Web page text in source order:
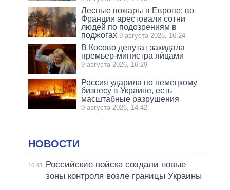
Лесные пожары в Европе: во
Франции арестовали сотни
людей по подозрениям в
поджогах 9 августа 2026, 16:24
В Косово депутат закидала
премьер-министра яйцами
9 августа 2026, 16:29
Россия ударила по немецкому
бизнесу в Украине, есть
масштабные разрушения
9 августа 2026, 14:42
НОВОСТИ
16:43
Российские войска создали новые
зоны контроля возле границы Украины